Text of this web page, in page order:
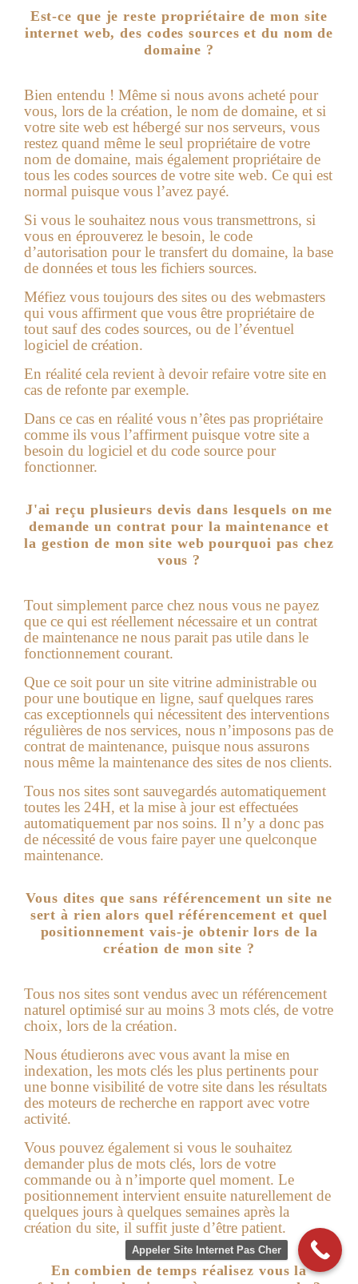
Est-ce que je reste propriétaire de mon site
internet web, des codes sources et du nom de
domaine ?
Bien entendu ! Même si nous avons acheté pour
vous, lors de la création, le nom de domaine, et si
votre site web est hébergé sur nos serveurs, vous
restez quand même le seul propriétaire de votre
nom de domaine, mais également propriétaire de
tous les codes sources de votre site web. Ce qui est
normal puisque vous l’avez payé.
Si vous le souhaitez nous vous transmettrons, si
vous en éprouverez le besoin, le code
d’autorisation pour le transfert du domaine, la base
de données et tous les fichiers sources.
Méfiez vous toujours des sites ou des webmasters
qui vous affirment que vous être propriétaire de
tout sauf des codes sources, ou de l’éventuel
logiciel de création.
En réalité cela revient à devoir refaire votre site en
cas de refonte par exemple.
Dans ce cas en réalité vous n’êtes pas propriétaire
comme ils vous l’affirment puisque votre site a
besoin du logiciel et du code source pour
fonctionner.
J'ai reçu plusieurs devis dans lesquels on me
demande un contrat pour la maintenance et
la gestion de mon site web pourquoi pas chez
vous ?
Tout simplement parce chez nous vous ne payez
que ce qui est réellement nécessaire et un contrat
de maintenance ne nous parait pas utile dans le
fonctionnement courant.
Que ce soit pour un site vitrine administrable ou
pour une boutique en ligne, sauf quelques rares
cas exceptionnels qui nécessitent des interventions
régulières de nos services, nous n’imposons pas de
contrat de maintenance, puisque nous assurons
nous même la maintenance des sites de nos clients.
Tous nos sites sont sauvegardés automatiquement
toutes les 24H, et la mise à jour est effectuées
automatiquement par nos soins. Il n’y a donc pas
de nécessité de vous faire payer une quelconque
maintenance.
Vous dites que sans référencement un site ne
sert à rien alors quel référencement et quel
positionnement vais-je obtenir lors de la
création de mon site ?
Tous nos sites sont vendus avec un référencement
naturel optimisé sur au moins 3 mots clés, de votre
choix, lors de la création.
Nous étudierons avec vous avant la mise en
indexation, les mots clés les plus pertinents pour
une bonne visibilité de votre site dans les résultats
des moteurs de recherche en rapport avec votre
activité.
Vous pouvez également si vous le souhaitez
demander plus de mots clés, lors de votre
commande ou à n’importe quel moment. Le
positionnement intervient ensuite naturellement de
quelques jours à quelques semaines après la
création du site, il suffit juste d’être patient.
En combien de temps réalisez vous la
Appeler Site Internet Pas Cher